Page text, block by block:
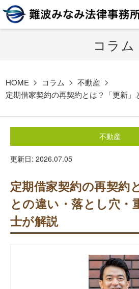
コラム
HOME コラム
不動産
定期借家契約の再契約とは？「更新
不動産
更新日: 2026.07.05
定期借家契約の再契約
との違い・落とし穴・
士が解説
HOME
取扱業務
費用